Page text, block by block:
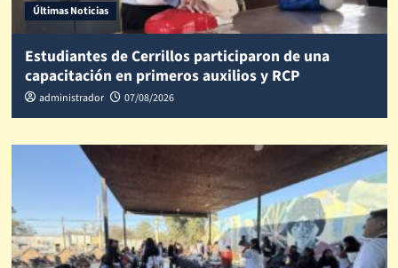
Últimas Noticias
Estudiantes de Cerrillos participaron de una
capacitación en primeros auxilios y RCP
administrador 07/08/2026